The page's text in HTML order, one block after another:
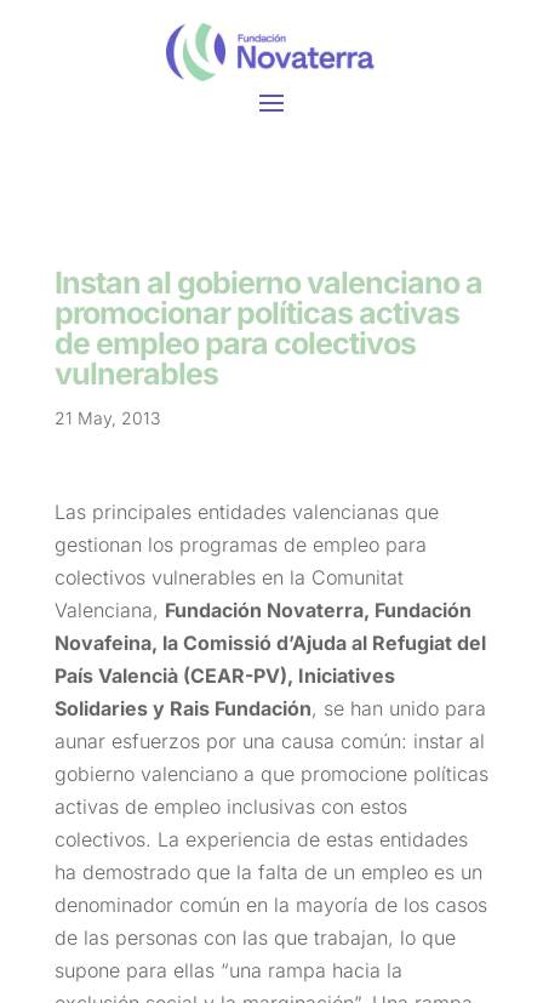
Instan al gobierno valenciano a
promocionar políticas activas
de empleo para colectivos
vulnerables
21 May, 2013
Las principales entidades valencianas que
gestionan los programas de empleo para
colectivos vulnerables en la Comunitat
Valenciana, Fundación Novaterra, Fundación
Novafeina, la Comissió d’Ajuda al Refugiat del
País Valencià (CEAR-PV), Iniciatives
Solidaries y Rais Fundación, se han unido para
aunar esfuerzos por una causa común: instar al
gobierno valenciano a que promocione políticas
activas de empleo inclusivas con estos
colectivos. La experiencia de estas entidades
ha demostrado que la falta de un empleo es un
denominador común en la mayoría de los casos
de las personas con las que trabajan, lo que
supone para ellas “una rampa hacia la